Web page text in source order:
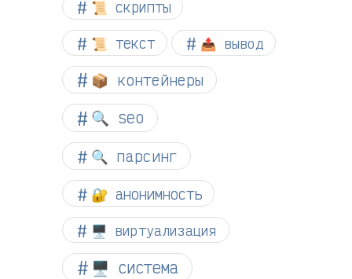
📜 скрипты
📜 текст 📤 вывод
📦 контейнеры
🔍 seo
🔍 парсинг
🔐 анонимность
🖥️ виртуализация
🖥️ система